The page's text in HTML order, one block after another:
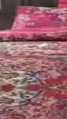
Hurç,
Nevresim
ve
Takımları:
desenli tek